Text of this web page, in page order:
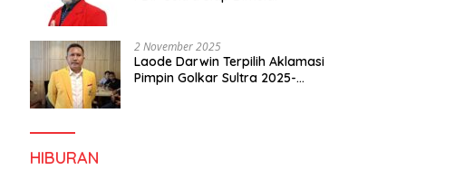
2 November 2025
Laode Darwin Terpilih Aklamasi
Pimpin Golkar Sultra 2025-
HIBURAN